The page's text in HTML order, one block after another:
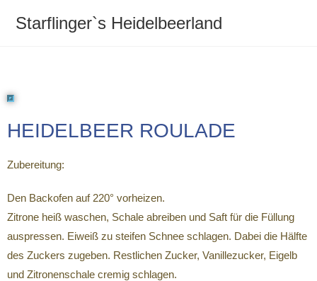
Starflinger`s Heidelbeerland
HEIDELBEER ROULADE
Zubereitung:
Den Backofen auf 220° vorheizen.
Zitrone heiß waschen, Schale abreiben und Saft für die Füllung
auspressen. Eiweiß zu steifen Schnee schlagen. Dabei die Hälfte
des Zuckers zugeben. Restlichen Zucker, Vanillezucker, Eigelb
und Zitronenschale cremig schlagen.